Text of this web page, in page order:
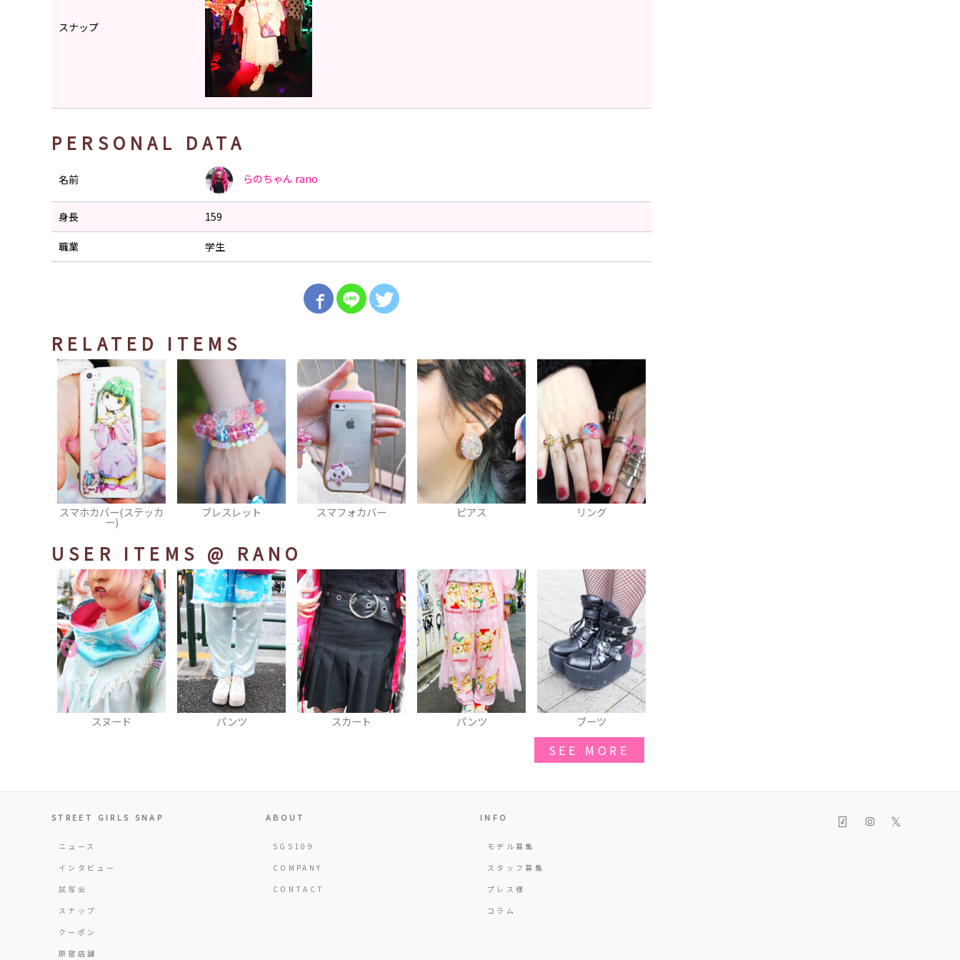
スナップ
PERSONAL DATA
名前 らのちゃん rano
身長 159
職業 学生
RELATED ITEMS
ブレスレット スマフォカバー ピアス リング チョーカー
USER ITEMS @ RANO
パンツ スカート パンツ ブーツ シュシュ
SEE MORE
STREET GIRLS SNAP
ニュース
インタビュー
試写会
スナップ
クーポン
原宿店舗
ABOUT
SGS109
COMPANY
CONTACT
INFO
モデル募集
スタッフ募集
プレス様
コラム
𝕏